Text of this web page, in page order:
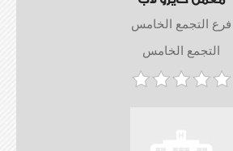
فرع التجمع الخامس
التجمع الخامس